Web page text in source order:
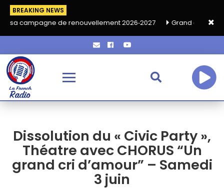
BREAKING NEWS
de renouvellement 2026‑2027 Grand café de rentrée HKA le
Dissolution du « Civic Party »,
Théatre avec CHORUS “Un
grand cri d’amour” – Samedi
3 juin